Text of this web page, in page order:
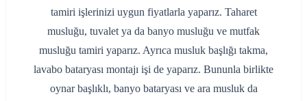
tamiri işlerinizi uygun fiyatlarla yaparız. Taharet
musluğu, tuvalet ya da banyo musluğu ve mutfak
musluğu tamiri yaparız. Ayrıca musluk başlığı takma,
lavabo bataryası montajı işi de yaparız. Bununla birlikte
oynar başlıklı, banyo bataryası ve ara musluk da